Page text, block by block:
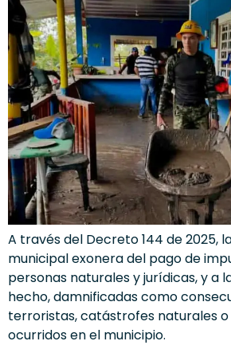
A través del Decreto 144 de 2025,
municipal exonera del pago de
personas naturales y jurídicas, y a
hecho, damnificadas como
terroristas, catástrofes naturales o
ocurridos en el municipio.